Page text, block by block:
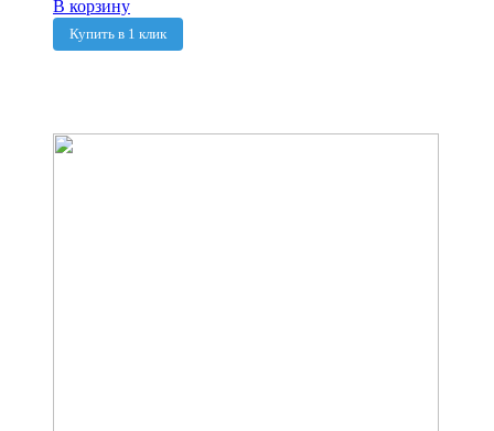
В корзину
Купить в 1 клик